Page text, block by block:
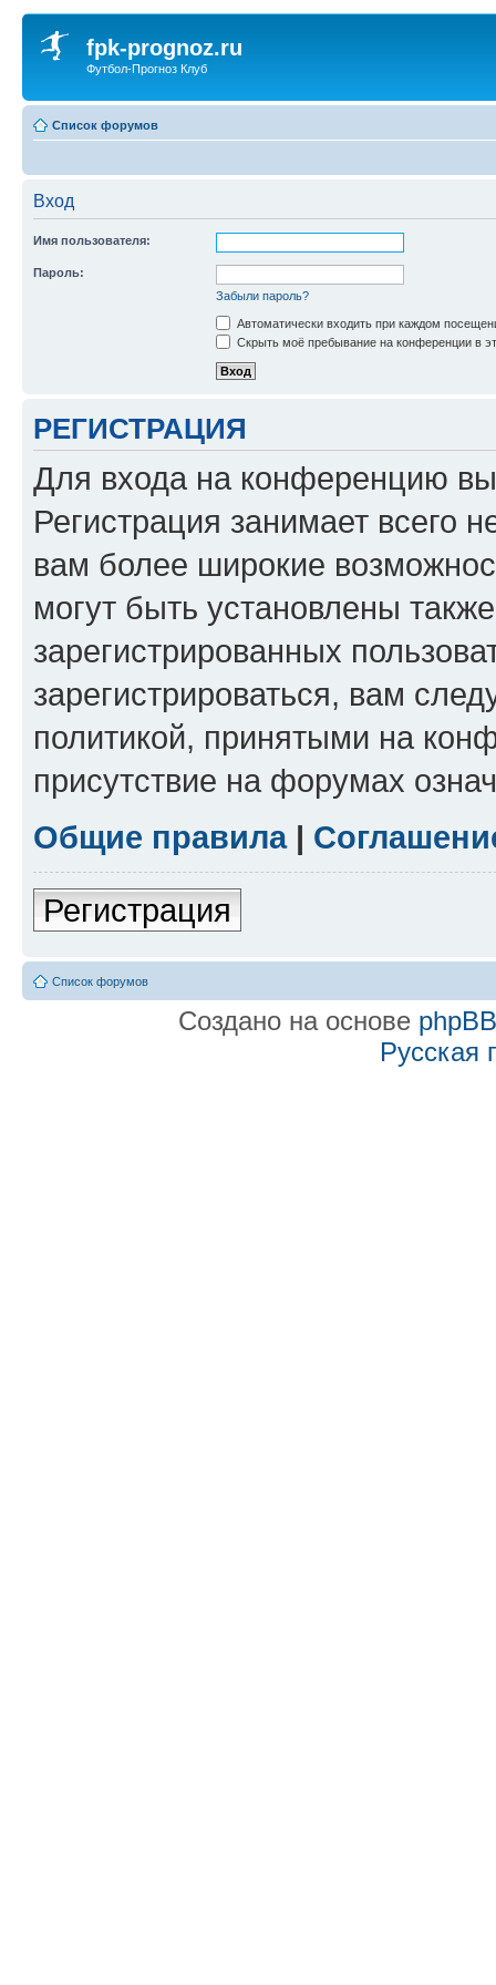
fpk-prognoz.ru
Футбол-Прогноз Клуб
Список форумов
Вход
Имя пользователя:
Пароль:
Забыли пароль?
Автоматически входить при каждом
Скрыть моё пребывание на конференции в
РЕГИСТРАЦИЯ
Для входа на конференцию
Регистрация занимает всего
вам более широкие
могут быть установлены
зарегистрированных
зарегистрироваться, вам
политикой, принятыми на
присутствие на форумах
Общие правила|
Регистрация
Список форумов
Создано на основе phpBB
Русская